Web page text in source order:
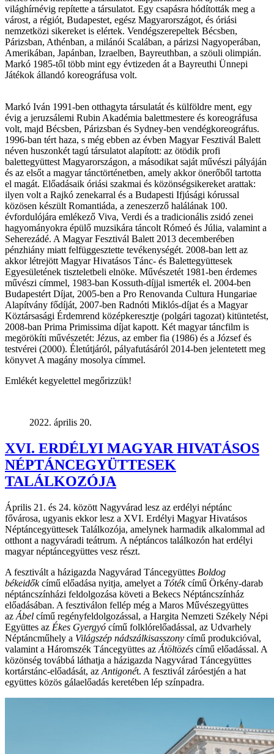
világhírnévig repítette a társulatot. Egy csapásra hódították meg a
várost, a régiót, Budapestet, egész Magyarországot, és óriási
nemzetközi sikereket is elértek. Vendégszerepeltek Bécsben,
Párizsban, Athénban, a milánói Scalában, a párizsi Nagyoperában,
Amerikában, Japánban, Izraelben, Bayreuthban, a szöuli olimpián.
Markó 1985-től több mint egy évtizeden át a Bayreuthi Ünnepi
Játékok állandó koreográfusa volt.
Markó Iván 1991-ben otthagyta társulatát és külföldre ment, egy
évig a jeruzsálemi Rubin Akadémia balettmestere és koreográfusa
volt, majd Bécsben, Párizsban és Sydney-ben vendégkoreográfus.
1996-ban tért haza, s még ebben az évben Magyar Fesztivál Balett
néven huszonkét tagú társulatot alapított: az ötödik profi
balettegyüttest Magyarországon, a másodikat saját művészi pályáján
és az elsőt a magyar tánctörténetben, amely akkor önerőből tartotta
el magát. Előadásaik óriási szakmai és közönségsikereket arattak:
ilyen volt a Rajkó zenekarral és a Budapesti Ifjúsági kórussal
közösen készült Romantiáda, a zeneszerző halálának 100.
évfordulójára emlékező Viva, Verdi és a tradicionális zsidó zenei
hagyományokra épülő muzsikára táncolt Rómeó és Júlia, valamint a
Seherezádé. A Magyar Fesztivál Balett 2013 decemberében
pénzhiány miatt felfüggesztette tevékenységét. 2008-ban lett az
akkor létrejött Magyar Hivatásos Tánc- és Balettegyüttesek
Egyesületének tiszteletbeli elnöke. Művészetét 1981-ben érdemes
művészi címmel, 1983-ban Kossuth-díjjal ismerték el. 2004-ben
Budapestért Díjat, 2005-ben a Pro Renovanda Cultura Hungariae
Alapítvány fődíját, 2007-ben Radnóti Miklós-díjat és a Magyar
Köztársasági Érdemrend középkeresztje (polgári tagozat) kitüntetést,
2008-ban Prima Primissima díjat kapott. Két magyar táncfilm is
megörökíti művészetét: Jézus, az ember fia (1986) és a József és
testvérei (2000). Életútjáról, pályafutásáról 2014-ben jelentetett meg
könyvet A magány mosolya címmel.
Emlékét kegyelettel megőrizzük!
2022. április 20.
XVI. ERDÉLYI MAGYAR HIVATÁSOS
NÉPTÁNCEGYÜTTESEK
TALÁLKOZÓJA
Április 21. és 24. között Nagyvárad lesz az erdélyi néptánc
fővárosa, ugyanis ekkor lesz a XVI. Erdélyi Magyar Hivatásos
Néptáncegyüttesek Találkozója, amelynek harmadik alkalommal ad
otthont a nagyváradi teátrum. A néptáncos találkozón hat erdélyi
magyar néptáncegyüttes vesz részt.
A fesztivált a házigazda Nagyvárad Táncegyüttes Boldog
békeidőkcímű előadása nyitja, amelyet a Tótékcímű Örkény-darab
néptáncszínházi feldolgozása követi a Bekecs Néptáncszínház
előadásában. A fesztiválon fellép még a Maros Művészegyüttes
az Ábel című regényfeldolgozással, a Hargita Nemzeti Székely Népi
Együttes az Ékes Gyergyó című folklórelőadással, az Udvarhely
Néptáncműhely a Világszép nádszálkisasszony című produkcióval,
valamint a Háromszék Táncegyüttes az Átöltözés című előadással. A
közönség továbbá láthatja a házigazda Nagyvárad Táncegyüttes
kortárstánc-előadását, az Antigonét. A fesztivál záróestjén a hat
együttes közös gálaelőadás keretében lép színpadra.